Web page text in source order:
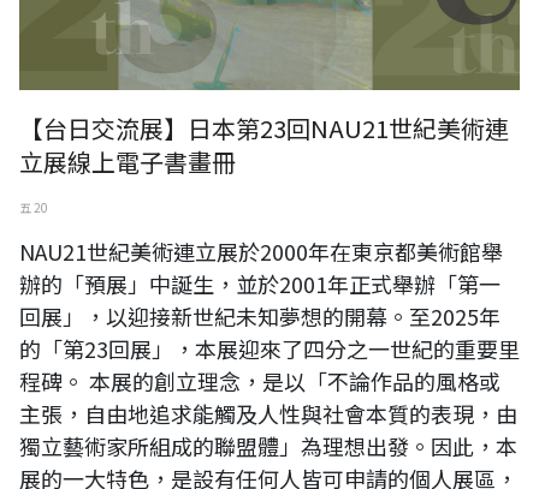
【台日交流展】日本第23回NAU21世紀美術連
立展線上電子書畫冊
五 20
NAU21世紀美術連立展於2000年在東京都美術館舉
辦的「預展」中誕生，並於2001年正式舉辦「第一
回展」，以迎接新世紀未知夢想的開幕。至2025年
的「第23回展」，本展迎來了四分之一世紀的重要里
程碑。 本展的創立理念，是以「不論作品的風格或
主張，自由地追求能觸及人性與社會本質的表現，由
獨立藝術家所組成的聯盟體」為理想出發。因此，本
展的一大特色，是設有任何人皆可申請的個人展區，